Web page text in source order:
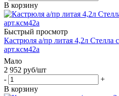
В корзину
Быстрый просмотр
Кастрюля а/пр литая 4,2л Стелла
арт.ксм42а
Мало
2 952 руб/шт
-
+
В корзину